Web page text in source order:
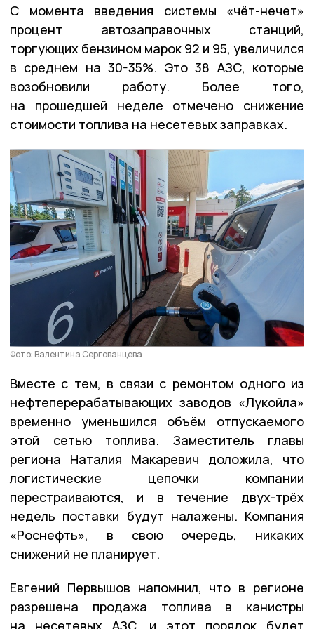
С момента введения системы «чёт-нечет»
процент автозаправочных станций,
торгующих бензином марок 92 и 95, увеличился
в среднем на 30-35%. Это 38 АЗС, которые
возобновили работу. Более того,
на прошедшей неделе отмечено снижение
стоимости топлива на несетевых заправках.
Фото: Валентина Сергованцева
Вместе с тем, в связи с ремонтом одного из
нефтеперерабатывающих заводов «Лукойла»
временно уменьшился объём отпускаемого
этой сетью топлива. Заместитель главы
региона Наталия Макаревич доложила, что
логистические цепочки компании
перестраиваются, и в течение двух-трёх
недель поставки будут налажены. Компания
«Роснефть», в свою очередь, никаких
снижений не планирует.
Евгений Первышов напомнил, что в регионе
разрешена продажа топлива в канистры
на несетевых АЗС, и этот порядок будет